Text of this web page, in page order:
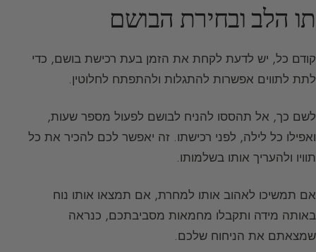
תו הלב ובחירת הבושם
קודם כל, יש לדעת לקחת את הזמן בעת רכישת בושם, כדי
לתת לתווים אפשרות להתגלות ולהתפתח לחלוטין.
לשם כך, אל תהססו להניח לבושם לפעול מספר שעות,
ואפילו כל לילה, לפני רכישתו. זה יאפשר לכם להכיר את כל
תוויו ולהעריך אותו בשלמותו.
אם תמשיכו לאהוב אותו למחרת, אם תמצאו אותו נוח
באותה מידה ותקבלו מחמאות מסביבתכם, כנראה
שמצאתם את הניחוח שלכם.